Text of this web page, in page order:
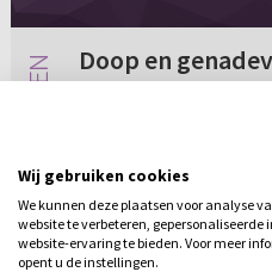
Doop en
doopdienst in de
Er werd in deze
nadruk gelegd op de
Geen reacties
Wij gebruiken cookies
We kunnen deze plaatsen voor analyse
website te verbeteren,
website-ervaring te bieden. Voor meer
opent u de instellingen.